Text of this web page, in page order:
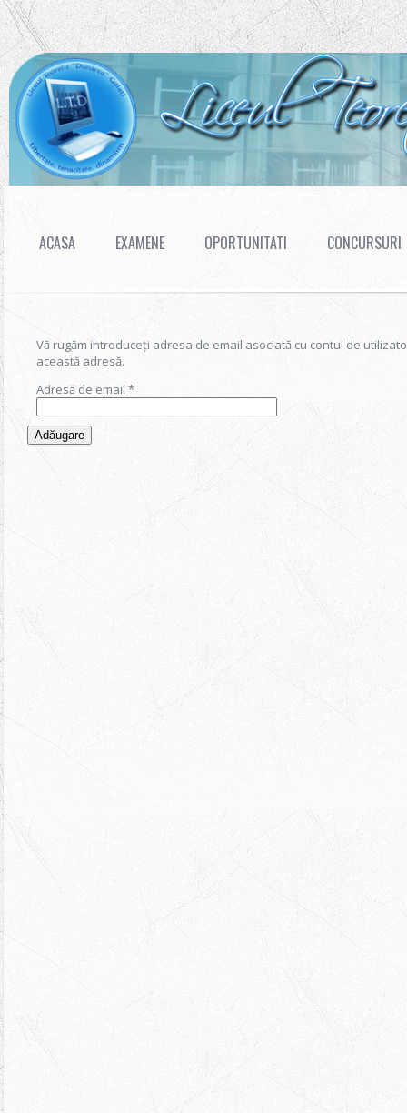
ACASA EXAMENE OPORTUNITATI CONCURSURI
Vă rugăm introduceți adresa de email asociată cu contul de
această adresă.
Adresă de email *
Adăugare